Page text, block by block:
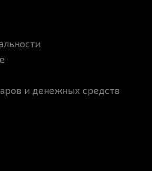
и денежных средств